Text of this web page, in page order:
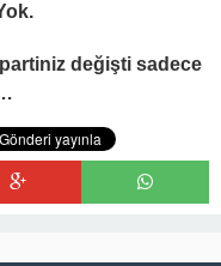
değişti sadece